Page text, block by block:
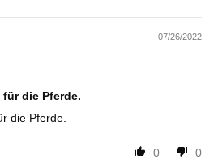
07/26/2022
die Pferde.
die Pferde.
0 0